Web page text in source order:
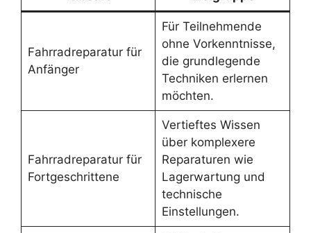
Fahrradreparatur für
Anfänger
Für Teilnehmende
ohne Vorkenntnisse,
die grundlegende
Techniken erlernen
möchten.
Fahrradreparatur für
Fortgeschrittene
Vertieftes Wissen
über komplexere
Reparaturen wie
Lagerwartung und
technische
Einstellungen.